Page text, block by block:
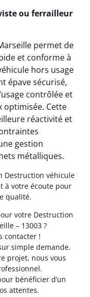
ou ferrailleur
permet de
et conforme à
hors usage
épave sécurisé,
contrôlée et
optimisée. Cette
réactivité et
gestion
métalliques.
Destruction véhicule
à votre écoute pour
qualité.
votre Destruction
– 13003 ?
contacter !
simple demande.
projet, nous vous
bénéficier d’un
attentes.